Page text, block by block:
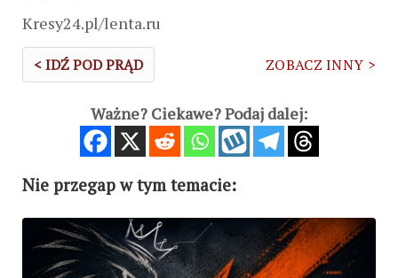
Kresy24.pl/lenta.ru
< IDŹ POD PRĄD ZOBACZ INNY >
Ważne? Ciekawe? Podaj dalej:
Nie przegap w tym temacie: